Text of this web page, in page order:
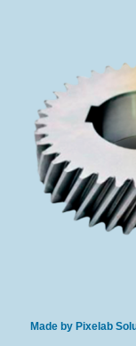
Made by Pixelab